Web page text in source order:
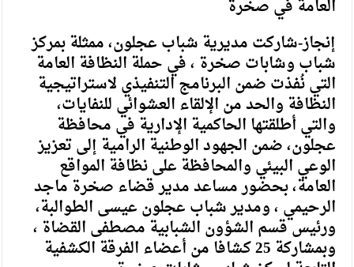
العامة في صخرة
إنجاز-شاركت مديرية شباب عجلون، ممثلة بمركز
شباب وشابات صخرة ، في حملة النظافة العامة
التي نُفذت ضمن البرنامج التنفيذي لاستراتيجية
النظافة والحد من الإلقاء العشوائي للنفايات،
والتي أطلقتها الحاكمية الإدارية في محافظة
عجلون، ضمن الجهود الوطنية الرامية إلى تعزيز
الوعي البيئي والمحافظة على نظافة المواقع
العامة، بحضور مساعد مدير قضاء صخرة ماجد
الرحيمي ، ومدير شباب عجلون عيسى الطوالبة،
ورئيس قسم الشؤون الشبابية مصطفى القضاة ،
وبمشاركة 25 كشافا من أعضاء الفرقة الكشفية